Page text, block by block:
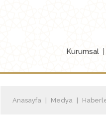
Kurumsal
Anasayfa Medya